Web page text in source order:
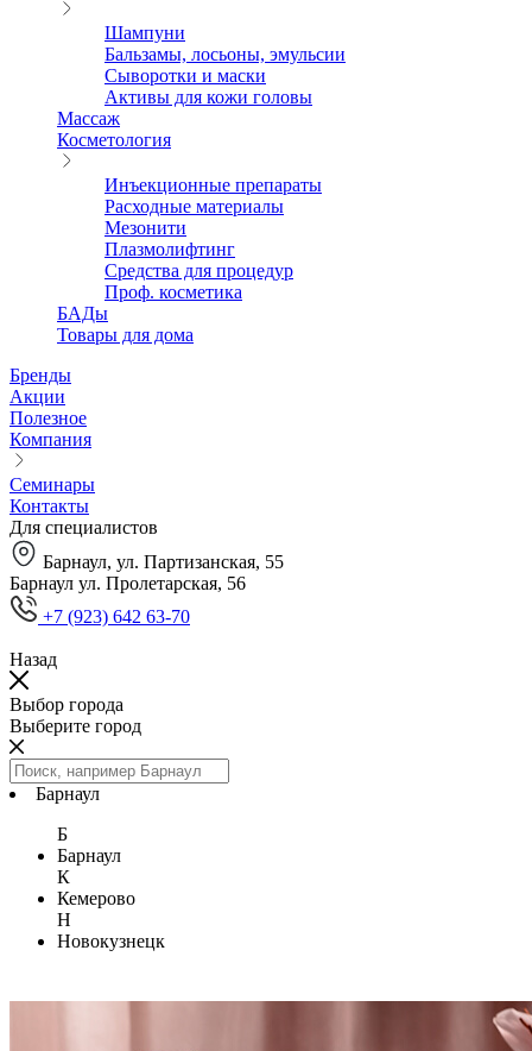
Шампуни
Бальзамы, лосьоны, эмульсии
Сыворотки и маски
Активы для кожи головы
Массаж
Косметология
Инъекционные препараты
Расходные материалы
Мезонити
Плазмолифтинг
Средства для процедур
Проф. косметика
БАДы
Товары для дома
Бренды
Акции
Полезное
Компания
Семинары
Контакты
Для специалистов
Барнаул, ул. Партизанская, 55
Барнаул ул. Пролетарская, 56
+7 (923) 642 63-70
Назад
Выбор города
Выберите город
Барнаул
Б
Барнаул
К
Кемерово
Н
Новокузнецк